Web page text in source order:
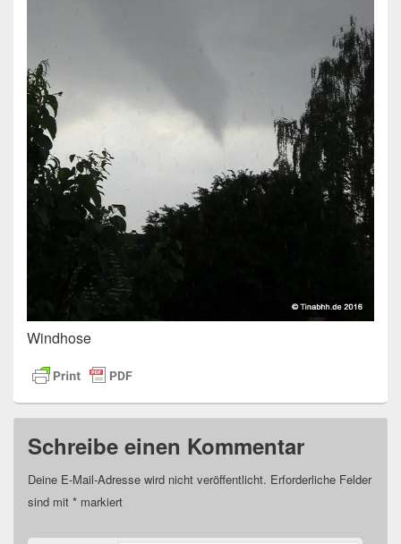
Windhose
Schreibe einen Kommentar
Deine E-Mail-Adresse wird nicht veröffentlicht. Erforderliche Felder
sind mit * markiert